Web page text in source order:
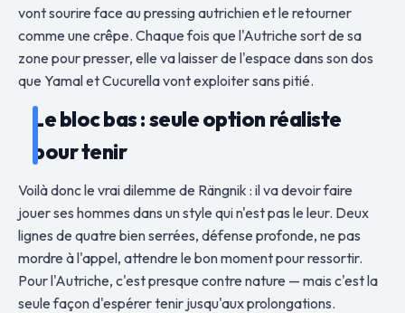
vont sourire face au pressing autrichien et le retourner
comme une crêpe. Chaque fois que l'Autriche sort de sa
zone pour presser, elle va laisser de l'espace dans son dos
que Yamal et Cucurella vont exploiter sans pitié.
Le bloc bas : seule option réaliste
pour tenir
Voilà donc le vrai dilemme de Rängnik : il va devoir faire
jouer ses hommes dans un style qui n'est pas le leur. Deux
lignes de quatre bien serrées, défense profonde, ne pas
mordre à l'appel, attendre le bon moment pour ressortir.
Pour l'Autriche, c'est presque contre nature — mais c'est la
seule façon d'espérer tenir jusqu'aux prolongations.